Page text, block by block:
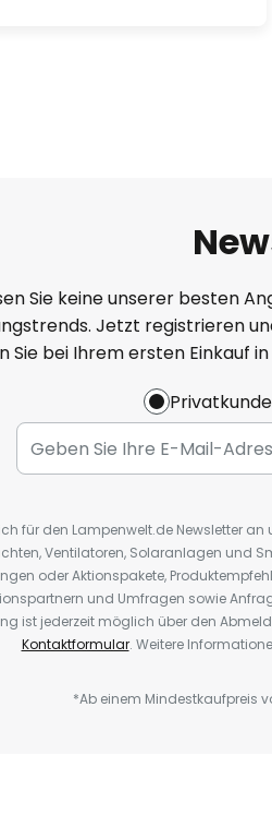
Sie keine unserer besten
Jetzt registrieren
Sie bei Ihrem ersten Einkauf
Privatkunde
für den Lampenwelt.de Newsletter
Ventilatoren, Solaranlagen und
oder Aktionspakete,
und Umfragen sowie
ist jederzeit möglich über den
Kontaktformular. Weitere
*Ab einem Mindestkaufpreis